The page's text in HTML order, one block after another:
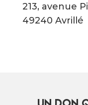
213, avenue
49240 Avrillé